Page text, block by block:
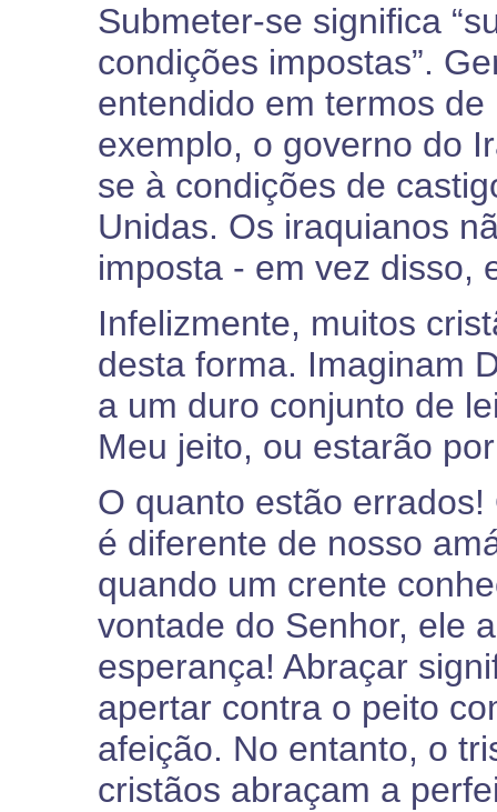
Submeter-se significa
condições impostas”.
entendido em termos
exemplo, o governo do
se à condições de
Unidas. Os iraquianos
imposta - em vez disso,
Infelizmente, muitos
desta forma. Imaginam
a um duro conjunto de
Meu jeito, ou estarão
O quanto estão
é diferente de nosso
quando um crente
vontade do Senhor, ele
esperança! Abraçar
apertar contra o peito
afeição. No entanto, o
cristãos abraçam a